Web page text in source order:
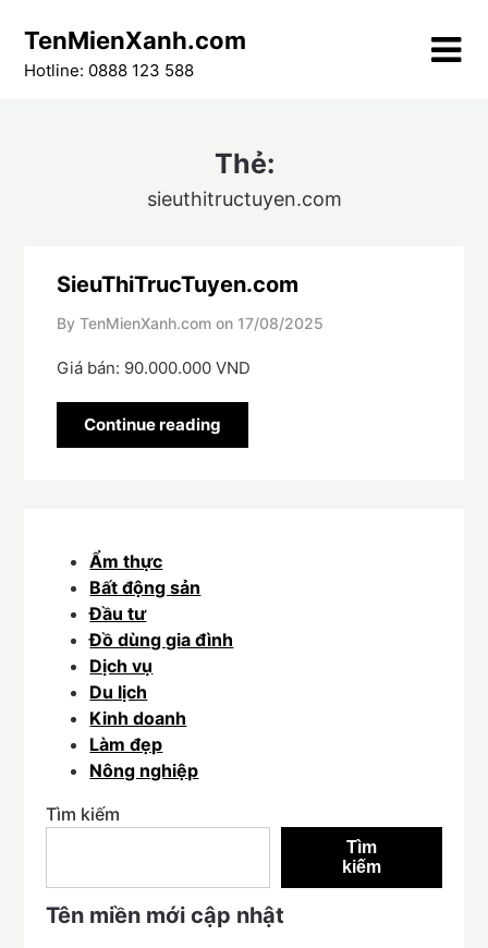
content
TenMienXanh.com
Hotline: 0888 123 588
Thẻ:
sieuthitructuyen.com
SieuThiTrucTuyen.com
By TenMienXanh.com on 17/08/2025
Giá bán: 90.000.000 VND
Continue reading
Ẩm thực
Bất động sản
Đầu tư
Đồ dùng gia đình
Dịch vụ
Du lịch
Kinh doanh
Làm đẹp
Nông nghiệp
Tìm kiếm
Tìm
kiếm
Tên miền mới cập nhật